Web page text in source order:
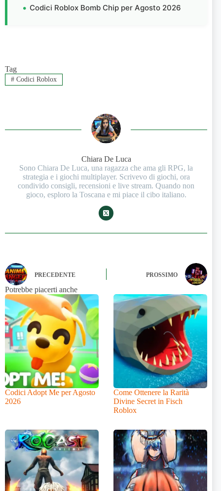
Codici Roblox Bomb Chip per Agosto 2026
Tag
#Codici Roblox
Chiara De Luca
Sono Chiara De Luca, una ragazza che ama gli RPG, la
strategia e i giochi multiplayer. Scrivevo di giochi, ora
condivido consigli, recensioni e live stream. Quando non
gioco, esploro la Toscana e mi piace il cibo italiano.
PRECEDENTE PROSSIMO
Potrebbe piacerti anche
Codici Adopt Me per Agosto
2026
Come Ottenere la Rarità
Divine Secret in Fisch
Roblox